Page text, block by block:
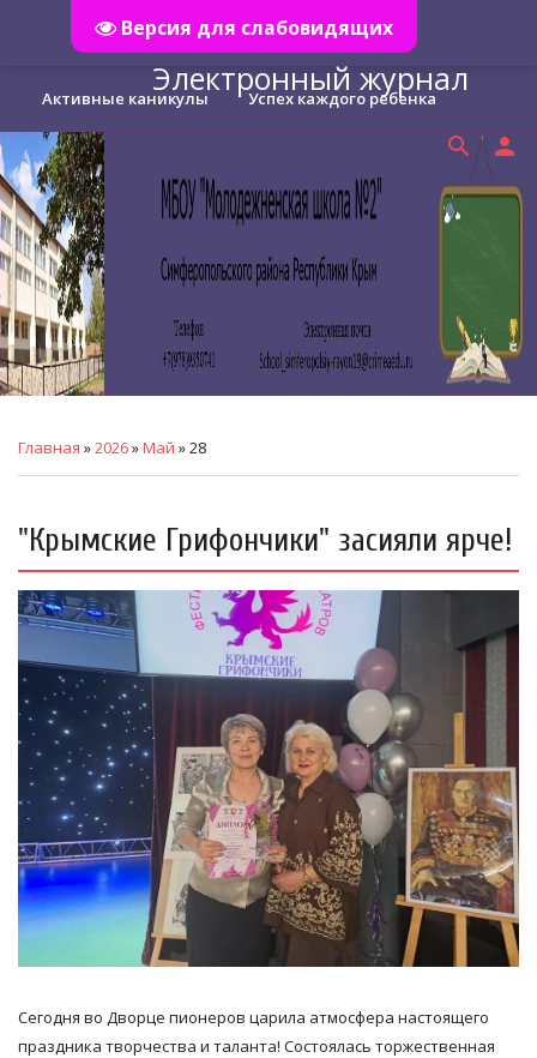
Версия для слабовидящих
menu
Главная
Электронный журнал
search person
Активные каникулы Успех каждого ребенка
Дистанционное обучение
Правила приема Кибербезопасность
Главная »2026»Май »28
"Крымские Грифончики" засияли ярче!
Сегодня во Дворце пионеров царила атмосфера настоящего
праздника творчества и таланта! Состоялась торжественная